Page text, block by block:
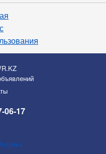
06-17